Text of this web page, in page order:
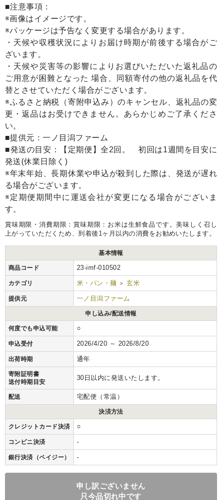
■注意事項：
※画像はイメージです。
※パッケージは予告なく変更する場合があります。
・天候や収穫状況によりお届け時期が前後する場合がご
ざいます。
・天候や災害等の影響によりお選びいただいた返礼品の
ご用意が困難となった 場合、同額寄付の他の返礼品を代
替とさせていただく場合がございます。
※ふるさと納税（寄附申込み）のキャンセル、返礼品の変
更・返品はお受けできません。あらかじめご了承くださ
い。
■提供元：一ノ目潟ファーム
■発送の目安：【定期便】全2回。 初回は1週間を目安に
発送(休業日除く)
※年末年始、長期休業や申込が殺到した際は、発送が遅れ
る場合がございます。
※定期便期間中に運送会社が変更になる場合がございま
す。
賞味期限・消費期限：賞味期限：お米は生鮮食品です。美味しく召し
上がっていただくため、到着後1ヶ月以内の消費をお勧めいたします。
基本情報
商品コード 23-imf-010502
カテゴリ 米・パン・麺 > 玄米
提供元 一ノ目潟ファーム
申し込み/配送情報
何度でも申込可能 ○
申込受付 2026/4/20 ～ 2026/8/20
出荷時期 通年
寄附証明書
送付時期目安
30日以内に発送いたします。
配送 宅配便（常温）
決済方法
クレジットカード決済 ○
コンビニ決済 -
銀行決済（ペイジー） -
申し訳ございません
只今品切れ中です